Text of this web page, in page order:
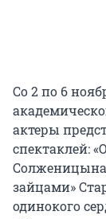
Со 2 по 6
актеры
спектаклей:
Солженицына,
зайцами»
одинокого